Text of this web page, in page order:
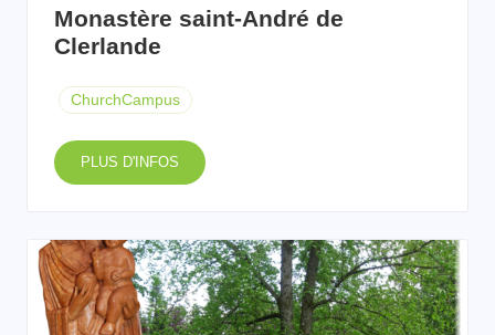
Monastère saint-André de
Clerlande
ChurchCampus
PLUS D'INFOS